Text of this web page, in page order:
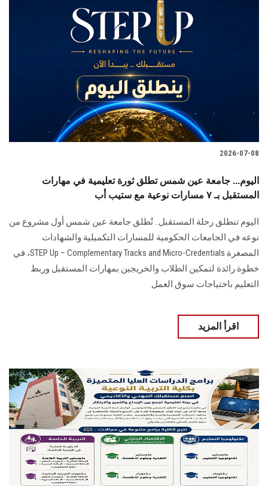
تواصل معنا
هيئة التدريس
الدراسات العليا
الزائـرون
سجل الان
2026-07-08
اليوم... جامعة عين شمس تطلق ثورة تعليمية في مهارات
المستقبل بـ ٧ مسارات نوعية مع ستيب أب
اليوم تنطلق رحلة المستقبل.. تُطلق جامعة عين شمس أول مشروع من
نوعه في الجامعات الحكومية للمسارات التكميلية والشهادات
المصغرة STEP Up – Complementary Tracks and Micro-Credentials، في
خطوة رائدة لتمكين الطلاب والخريجين بمهارات المستقبل وربط
التعليم باحتياجات سوق العمل.
اقرأ المزيد